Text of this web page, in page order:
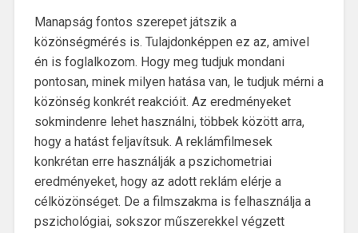
Manapság fontos szerepet játszik a
közönségmérés is. Tulajdonképpen ez az, amivel
én is foglalkozom. Hogy meg tudjuk mondani
pontosan, minek milyen hatása van, le tudjuk mérni a
közönség konkrét reakcióit. Az eredményeket
sokmindenre lehet használni, többek között arra,
hogy a hatást feljavítsuk. A reklámfilmesek
konkrétan erre használják a pszichometriai
eredményeket, hogy az adott reklám elérje a
célközönséget. De a filmszakma is felhasználja a
pszichológiai, sokszor műszerekkel végzett